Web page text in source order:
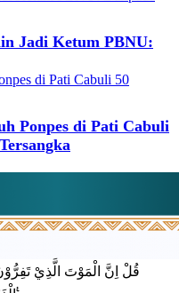
Jadi Ketum PBNU:
Ponpes di Pati Cabuli
قُلْ اِنَّ الْمَوْتَ الَّذِيْ